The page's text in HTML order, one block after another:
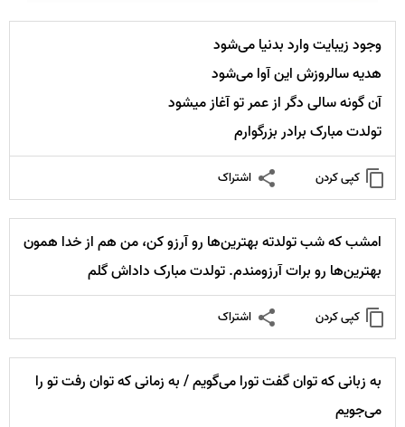
وجود زیبایت وارد بدنیا می‌شود
هدیه سالروزش این آوا می‌شود
آن گونه سالی دگر از عمر تو آغاز میشود
تولدت مبارک برادر بزرگوارم
کپی کردن اشتراک
امشب که شب تولدته بهترین‌ها رو آرزو کن، من هم از خدا همون
بهترین‌ها رو برات آرزومندم. تولدت مبارک داداش گلم
کپی کردن اشتراک
به زبانی که توان گفت تورا می‌گویم / به زمانی که توان رفت تو را
می‌جویم